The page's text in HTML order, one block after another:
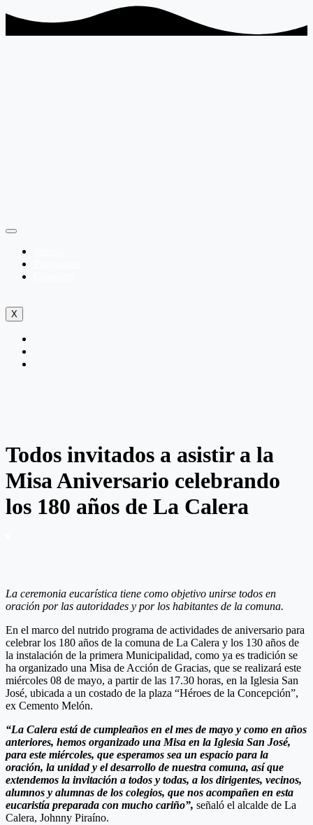
X
Todos invitados a asistir a la
Misa Aniversario celebrando
los 180 años de La Calera
La ceremonia eucarística tiene como objetivo unirse todos en
oración por las autoridades y por los habitantes de la comuna.
En el marco del nutrido programa de actividades de aniversario para
celebrar los 180 años de la comuna de La Calera y los 130 años de
la instalación de la primera Municipalidad, como ya es tradición se
ha organizado una Misa de Acción de Gracias, que se realizará este
miércoles 08 de mayo, a partir de las 17.30 horas, en la Iglesia San
José, ubicada a un costado de la plaza “Héroes de la Concepción”,
ex Cemento Melón.
“La Calera está de cumpleaños en el mes de mayo y como en años
anteriores, hemos organizado una Misa en la Iglesia San José,
para este miércoles, que esperamos sea un espacio para la
oración, la unidad y el desarrollo de nuestra comuna, así que
extendemos la invitación a todos y todas, a los dirigentes, vecinos,
alumnos y alumnas de los colegios, que nos acompañen en esta
eucaristía preparada con mucho cariño”, señaló el alcalde de La
Calera, Johnny Piraíno.